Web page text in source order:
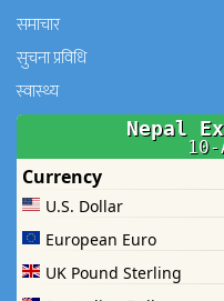
समाचार
सुचना प्रविधि
स्वास्थ्य